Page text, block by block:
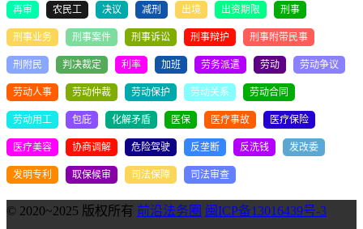
再审 农民工 决议 减刑 出境 出资期限 刑事
刑事业务 刑事案件 刑事诉讼 刑事辩护 刑事附带民事
刑附民 判决裁定 利率 加班 劳务派遣 劳动 劳动争议
劳动人事 劳动仲裁 劳动保护 劳动关系 劳动合同
劳动用工 包庇 化解矛盾 医保 医疗事故 医疗保险
医疗美容 协商调解 危险驾驶 反垄断 反洗钱 发改委
发明专利 取保候审 司法保障 司法审查
© 2020~2025 版权所有 前沿法务圈 闽ICP备13016439号-3